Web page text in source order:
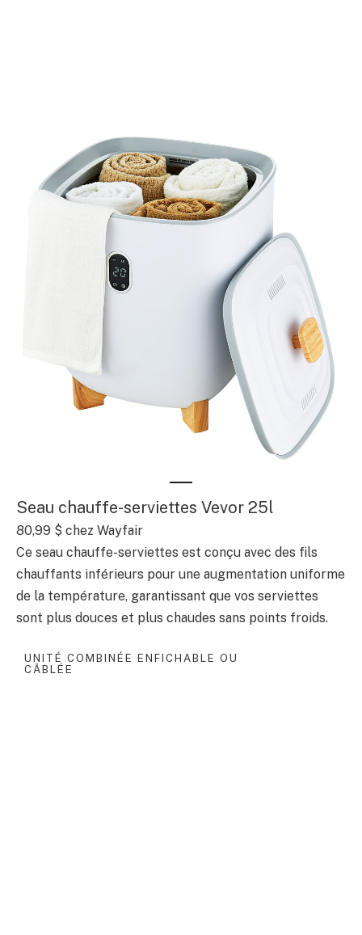
Seau chauffe-serviettes Vevor 25l
80,99 $ chez Wayfair
Ce seau chauffe-serviettes est conçu avec des fils
chauffants inférieurs pour une augmentation uniforme
de la température, garantissant que vos serviettes
sont plus douces et plus chaudes sans points froids.
UNITÉ COMBINÉE ENFICHABLE OU
CÂBLÉE